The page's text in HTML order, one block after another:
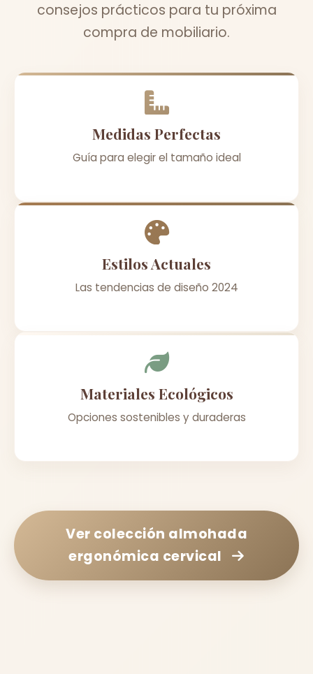
consejos prácticos para tu próxima
compra de mobiliario.
Medidas Perfectas
Guía para elegir el tamaño ideal
Estilos Actuales
Las tendencias de diseño 2024
Materiales Ecológicos
Opciones sostenibles y duraderas
Ver colección almohada
ergonómica cervical